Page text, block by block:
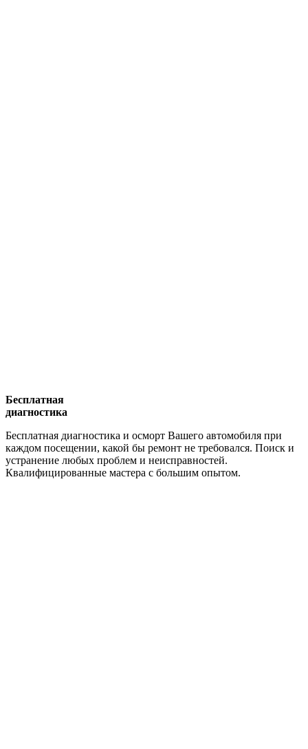
Бесплатная
диагностика
Бесплатная диагностика и осморт Вашего автомобиля при
каждом посещении, какой бы ремонт не требовался. Поиск и
устранение любых проблем и неисправностей.
Квалифицированные мастера с большим опытом.